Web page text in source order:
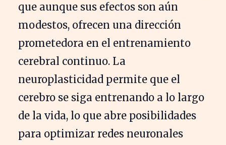
que aunque sus efectos son aún
modestos, ofrecen una dirección
prometedora en el entrenamiento
cerebral continuo. La
neuroplasticidad permite que el
cerebro se siga entrenando a lo largo
de la vida, lo que abre posibilidades
para optimizar redes neuronales